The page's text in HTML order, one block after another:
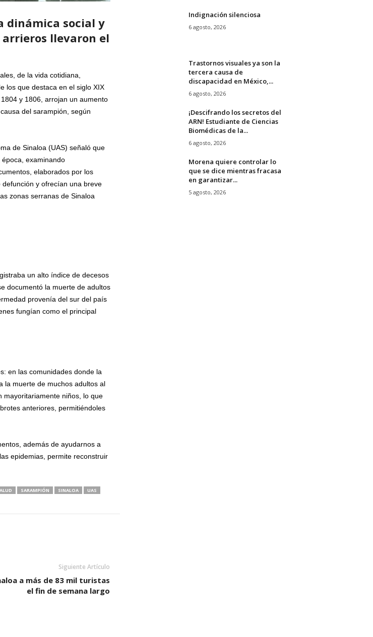
dinámica social y
arrieros llevaron el
de la vida cotidiana,
los que destaca en el siglo XIX
y 1806, arrojan un aumento
del sarampión, según
de Sinaloa (UAS) señaló que
examinando
elaborados por los
y ofrecían una breve
zonas serranas de Sinaloa
un alto índice de decesos
documentó la muerte de adultos
provenía del sur del país
fungían como el principal
en las comunidades donde la
la muerte de muchos adultos al
mayoritariamente niños, lo que
anteriores, permitiéndoles
además de ayudarnos a
epidemias, permite reconstruir
SARAMPIÓN SINALOA
UAS
Siguiente Artículo
a más de 83 mil turistas
el fin de semana largo
Indignación silenciosa
6 agosto, 2026
Trastornos visuales ya son la
tercera causa de
discapacidad en México,...
6 agosto, 2026
¡Descifrando los secretos del
ARN! Estudiante de Ciencias
Biomédicas de la...
6 agosto, 2026
Morena quiere controlar lo
que se dice mientras fracasa
en garantizar...
5 agosto, 2026